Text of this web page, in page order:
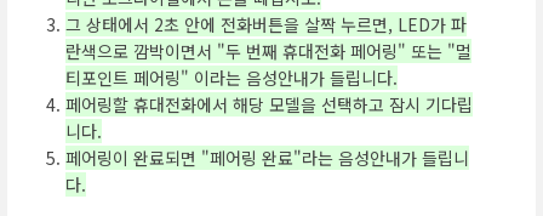
그 상태에서 2초 안에 전화버튼을 살짝 누르면, LED가 파
란색으로 깜박이면서 "두 번째 휴대전화 페어링" 또는 "멀
티포인트 페어링" 이라는 음성안내가 들립니다.
페어링할 휴대전화에서 해당 모델을 선택하고 잠시 기다립
니다.
페어링이 완료되면 "페어링 완료"라는 음성안내가 들립니
다.